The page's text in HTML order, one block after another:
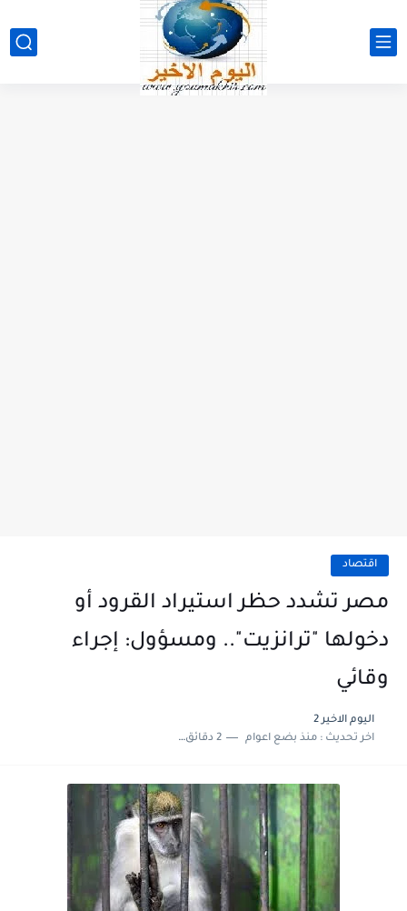
اقتصاد
مصر تشدد حظر استيراد القرود أو
دخولها "ترانزيت".. ومسؤول: إجراء
وقائي
اليوم الاخير 2
اخر تحديث :منذ بضع اعوام 2 دقائق للقراءة